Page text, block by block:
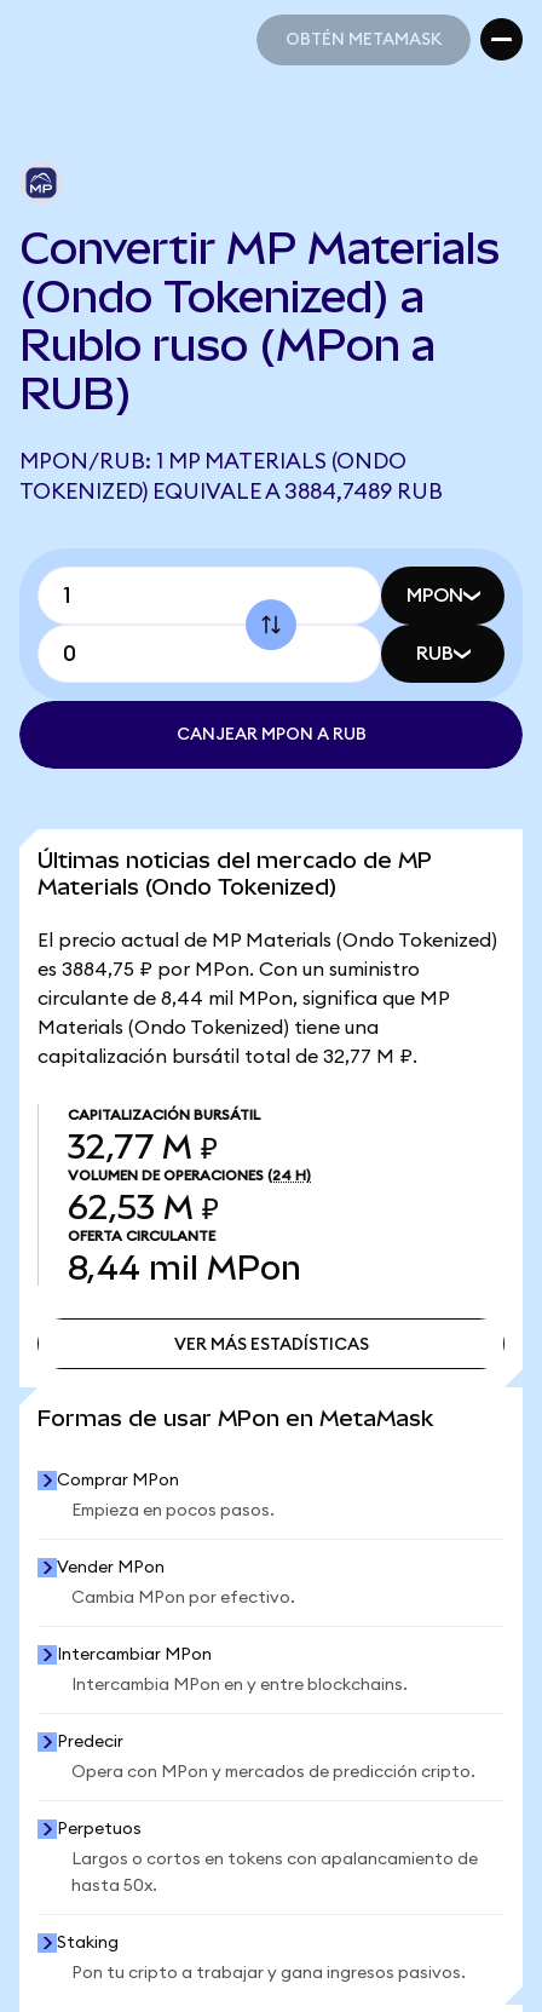
OBTÉN METAMASK
Convertir MP Materials
(Ondo Tokenized) a
Rublo ruso (MPon a
RUB)
MPON/RUB: 1 MP MATERIALS (ONDO
TOKENIZED) EQUIVALE A 3884,7489 RUB
MPON
RUB
CANJEAR MPON A RUB
Últimas noticias del mercado de MP
Materials (Ondo Tokenized)
El precio actual de MP Materials (Ondo Tokenized)
es 3884,75 ₽ por MPon. Con un suministro
circulante de 8,44 mil MPon, significa que MP
Materials (Ondo Tokenized) tiene una
capitalización bursátil total de 32,77 M ₽.
CAPITALIZACIÓN BURSÁTIL
32,77 M ₽
VOLUMEN DE OPERACIONES (24 H)
62,53 M ₽
OFERTA CIRCULANTE
8,44 mil MPon
VER MÁS ESTADÍSTICAS
Formas de usar MPon en MetaMask
Comprar MPon
Empieza en pocos pasos.
Vender MPon
Cambia MPon por efectivo.
Intercambiar MPon
Intercambia MPon en y entre blockchains.
Predecir
Opera con MPon y mercados de predicción cripto.
Perpetuos
Largos o cortos en tokens con apalancamiento de
hasta 50x.
Staking
Pon tu cripto a trabajar y gana ingresos pasivos.